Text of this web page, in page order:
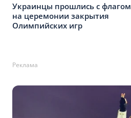
Украинцы прошлись с флагом
на церемонии закрытия
Олимпийских игр
Реклама